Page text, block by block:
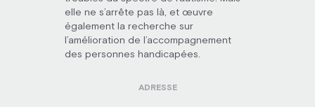
elle ne s’arrête pas là, et œuvre
également la recherche sur
l’amélioration de l’accompagnement
des personnes handicapées.
ADRESSE